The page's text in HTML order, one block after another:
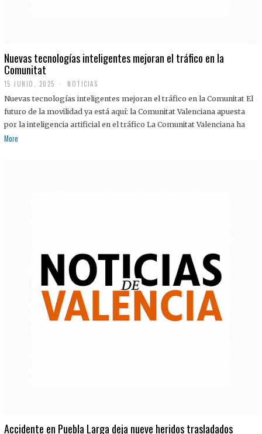
Nuevas tecnologías inteligentes mejoran el tráfico en la
Comunitat
15 JUNIO, 2025 NOTICIAS
Nuevas tecnologías inteligentes mejoran el tráfico en la Comunitat El
futuro de la movilidad ya está aquí: la Comunitat Valenciana apuesta
por la inteligencia artificial en el tráfico La Comunitat Valenciana ha
More
Accidente en Puebla Larga deja nueve heridos trasladados